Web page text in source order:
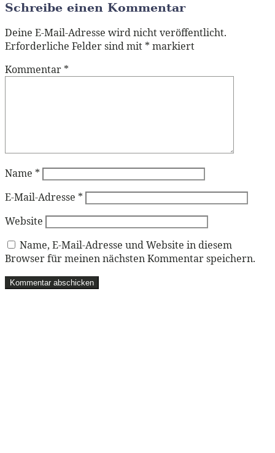
Schreibe einen Kommentar
Deine E-Mail-Adresse wird nicht veröffentlicht.
Erforderliche Felder sind mit * markiert
Kommentar *
Name *
E-Mail-Adresse *
Website
Name, E-Mail-Adresse und Website in diesem
Browser für meinen nächsten Kommentar speichern.